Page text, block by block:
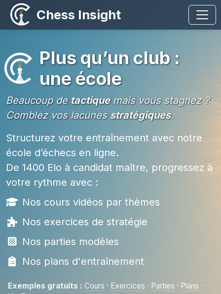
Chess Insight
Plus qu’un club :
une école
Beaucoup de tactiquemais vous stagnez ?
Comblez vos lacunes stratégiques.
Structurez votre entraînement avec notre
école d’échecs en ligne.
De 1400 Elo à candidat maître, progressez à
votre rythme avec :
Nos cours vidéos par thèmes
Nos exercices de stratégie
Nos parties modèles
Nos plans d'entraînement
Exemples gratuits : Cours · Exercices · Parties · Plans ·